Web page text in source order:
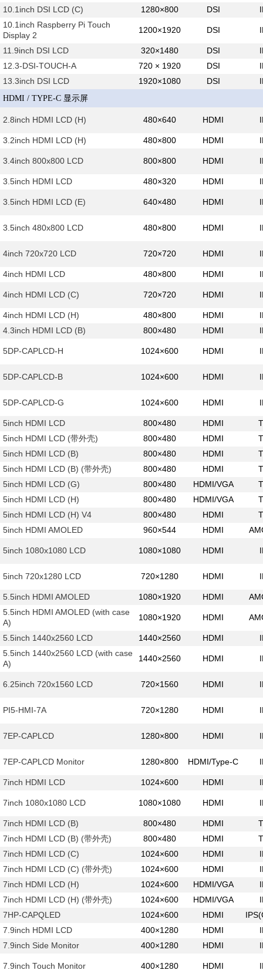
10.1inch DSI LCD (C)
1280×800 DSI
10.1inch Raspberry Pi Touch
Display 2
1200×1920 DSI
11.9inch DSI LCD 320×1480 DSI
12.3-DSI-TOUCH-A
720 × 1920 DSI
13.3inch DSI LCD
1920×1080 DSI
HDMI / TYPE-C 显示屏
2.8inch HDMI LCD (H) 480×640 HDMI
3.2inch HDMI LCD (H) 480×800 HDMI
3.4inch 800x800 LCD 800×800 HDMI
3.5inch HDMI LCD 480×320 HDMI
3.5inch HDMI LCD (E) 640×480 HDMI
3.5inch 480x800 LCD 480×800 HDMI
4inch 720x720 LCD 720×720 HDMI
4inch HDMI LCD 480×800 HDMI
4inch HDMI LCD (C) 720×720 HDMI
4inch HDMI LCD (H) 480×800 HDMI
4.3inch HDMI LCD (B)
800×480 HDMI
5DP-CAPLCD-H 1024×600 HDMI
5DP-CAPLCD-B 1024×600 HDMI
5DP-CAPLCD-G 1024×600 HDMI
5inch HDMI LCD 800×480 HDMI
5inch HDMI LCD (带外壳)
800×480 HDMI
5inch HDMI LCD (B)
800×480 HDMI
5inch HDMI LCD (B) (带外壳)
800×480 HDMI
5inch HDMI LCD (G)
800×480 HDMI/VGA
5inch HDMI LCD (H)
800×480 HDMI/VGA
5inch HDMI LCD (H) V4
800×480 HDMI
5inch HDMI AMOLED
960×544 HDMI
5inch 1080x1080 LCD 1080×1080 HDMI
5inch 720x1280 LCD 720×1280 HDMI
5.5inch HDMI AMOLED 1080×1920 HDMI
5.5inch HDMI AMOLED (with case
A)
1080×1920 HDMI
5.5inch 1440x2560 LCD 1440×2560 HDMI
5.5inch 1440x2560 LCD (with case
A)
1440×2560 HDMI
6.25inch 720x1560 LCD 720×1560 HDMI
PI5-HMI-7A 720×1280 HDMI
7EP-CAPLCD 1280×800 HDMI
7EP-CAPLCD Monitor 1280×800 HDMI/Type-C
7inch HDMI LCD 1024×600 HDMI
7inch 1080x1080 LCD 1080×1080 HDMI
7inch HDMI LCD (B) 800×480 HDMI
7inch HDMI LCD (B) (带外壳)
800×480 HDMI
7inch HDMI LCD (C)
1024×600 HDMI
7inch HDMI LCD (C) (带外壳)
1024×600 HDMI
7inch HDMI LCD (H)
1024×600 HDMI/VGA
7inch HDMI LCD (H) (带外壳)
1024×600 HDMI/VGA
7HP-CAPQLED
1024×600 HDMI
7.9inch HDMI LCD
400×1280 HDMI
7.9inch Side Monitor
400×1280 HDMI
7.9inch Touch Monitor 400×1280 HDMI